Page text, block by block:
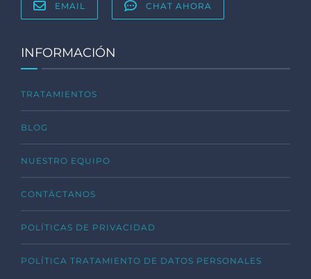
EMAIL CHAT AHORA
INFORMACIÓN
TRATAMIENTOS
BLOG
NUESTRO EQUIPO
CONTÁCTANOS
POLÍTICAS DE PRIVACIDAD
POLÍTICA TRATAMIENTO DE DATOS PERSONALES